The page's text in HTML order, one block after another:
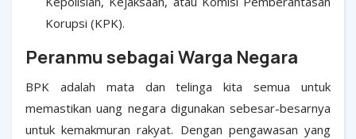
Korupsi (KPK).
Peranmu sebagai Warga Negara
BPK adalah mata dan telinga kita semua untuk
memastikan uang negara digunakan sebesar-besarnya
untuk kemakmuran rakyat. Dengan pengawasan yang